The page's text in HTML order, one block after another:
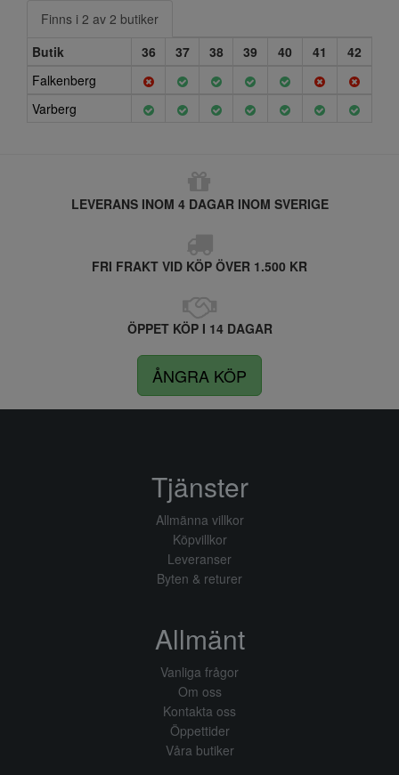
Finns i 2 av 2 butiker
Butik
36 37 38 39 40 41
42
Falkenberg
Varberg
LEVERANS INOM 4 DAGAR INOM SVERIGE
FRI FRAKT VID KÖP ÖVER 1.500 KR
ÖPPET KÖP I 14 DAGAR
ÅNGRA KÖP
Tjänster
Allmänna villkor
Köpvillkor
Leveranser
Byten & returer
Allmänt
Vanliga frågor
Om oss
Kontakta oss
Öppettider
Våra butiker